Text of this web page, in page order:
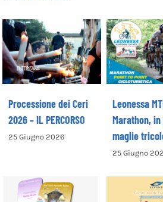
Processione dei
Ceri 2026 – IL
PERCORSO
Processione dei Ceri
2026 – IL PERCORSO
25 Giugno 2026
palio le
Leonessa
Marathon,
maglie
25 Giugno
Petrella Salto
presenta il
La
Sociale